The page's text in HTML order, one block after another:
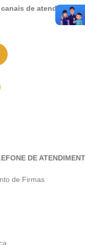
de atendimento
DE
de Firmas